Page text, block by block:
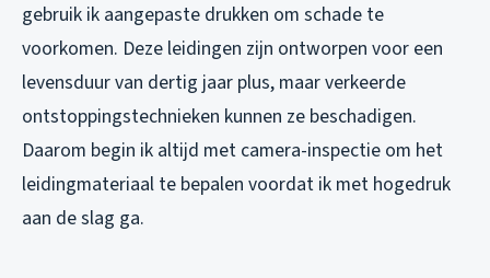
gebruik ik aangepaste drukken om schade te
voorkomen. Deze leidingen zijn ontworpen voor een
levensduur van dertig jaar plus, maar verkeerde
ontstoppingstechnieken kunnen ze beschadigen.
Daarom begin ik altijd met camera-inspectie om het
leidingmateriaal te bepalen voordat ik met hogedruk
aan de slag ga.